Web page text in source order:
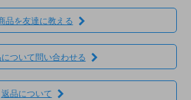
品を友達に教える
ついて問い合わせる
返品について